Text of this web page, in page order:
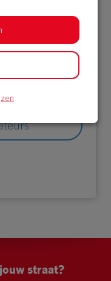
30 Sep 2018
straat?